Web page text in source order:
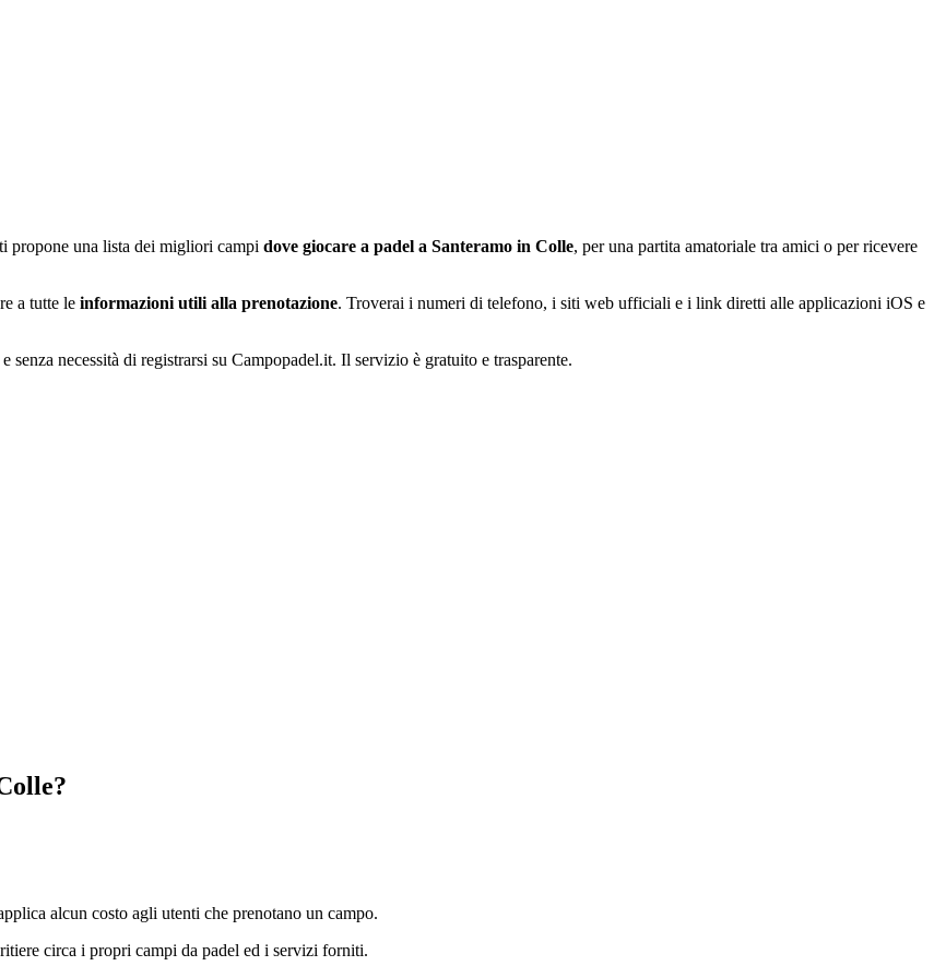
propone una lista dei migliori campi dove giocare a padel a Santeramo in Colle, per una partita amatoriale tra amici o per ricevere
a tutte le informazioni utili alla prenotazione. Troverai i numeri di telefono, i siti web ufficiali e i link diretti alle applicazioni iOS e
e senza necessità di registrarsi su Campopadel.it. Il servizio è gratuito e trasparente.
?
alcun costo agli utenti che prenotano un campo.
circa i propri campi da padel ed i servizi forniti.